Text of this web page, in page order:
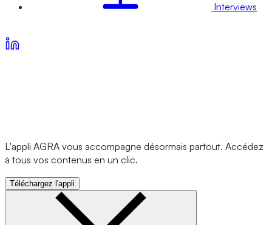
Interviews
L'appli AGRA vous accompagne désormais partout. Accédez
à tous vos contenus en un clic.
Téléchargez l'appli